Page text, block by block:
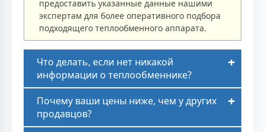
предоставить указанные данные нашими
экспертам для более оперативного подбора
подходящего теплообменного аппарата.
Что делать, если нет никакой
информации о теплообменнике?
Почему ваши цены ниже, чем у других
продавцов?